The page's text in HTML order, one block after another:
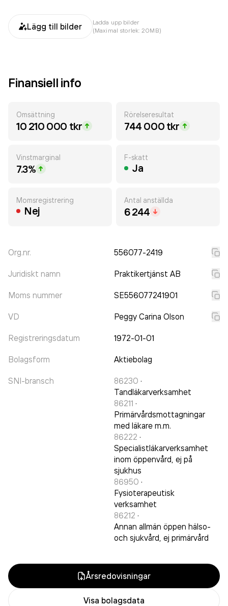
Lägg till bilder
Ladda upp bilder
(Maximal storlek: 20MB)
Finansiell info
Omsättning
10 210 000 tkr
Rörelseresultat
744 000 tkr
Vinstmarginal
7.3%
F-skatt
Ja
Momsregistrering
Nej
Antal anställda
6 244
Org.nr. 556077-2419
Juridiskt namn Praktikertjänst AB
Moms nummer SE556077241901
VD Peggy Carina Olson
Registreringsdatum 1972-01-01
Bolagsform Aktiebolag
SNI-bransch 86230 ·
Tandläkarverksamhet
86211 ·
Primärvårdsmottagningar
med läkare m.m.
86222 ·
Specialistläkarverksamhet
inom öppenvård, ej på
sjukhus
86950 ·
Fysioterapeutisk
verksamhet
86212 ·
Annan allmän öppen hälso-
och sjukvård, ej primärvård
Årsredovisningar
Visa bolagsdata